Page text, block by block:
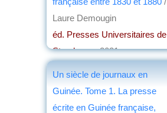
Laure Demougin
éd. Presses Universitaires de
Strasbourg, 2021
Un siècle de journaux en
Guinée. Tome 1. La presse
écrite en Guinée française,